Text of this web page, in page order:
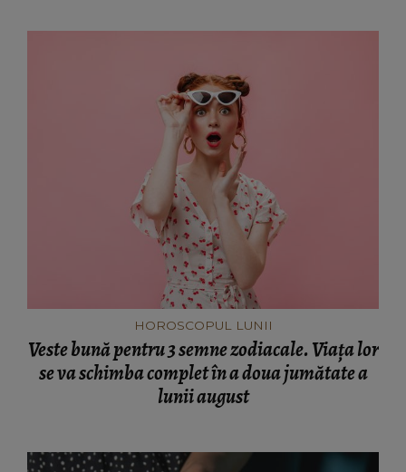
HOROSCOPUL LUNII
Veste bună pentru 3 semne zodiacale. Viața lor
se va schimba complet în a doua jumătate a
lunii august